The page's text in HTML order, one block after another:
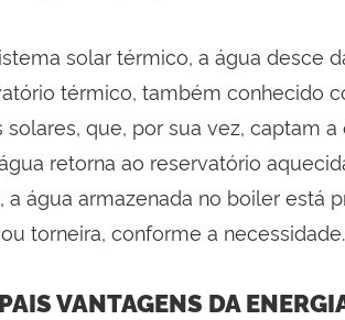
solar térmico, a água desce
térmico, também conhecido
que, por sua vez, captam
retorna ao reservatório
a água armazenada no boiler está
torneira, conforme a necessidade.
VANTAGENS DA